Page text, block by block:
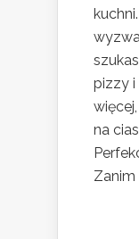
pizzy i
na
Zanim